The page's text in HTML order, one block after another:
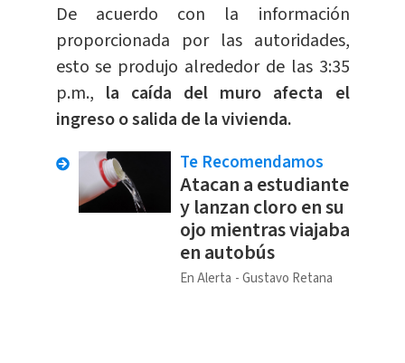
De acuerdo con la información
proporcionada por las autoridades,
esto se produjo alrededor de las 3:35
p.m., la caída del muro afecta el
ingreso o salida de la vivienda.
Te Recomendamos
Atacan a estudiante
y lanzan cloro en su
ojo mientras viajaba
en autobús
En Alerta Gustavo Retana